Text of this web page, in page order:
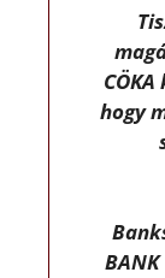
hogy
BANK